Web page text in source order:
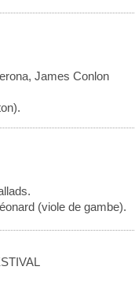
James Conlon
(viole de gambe).